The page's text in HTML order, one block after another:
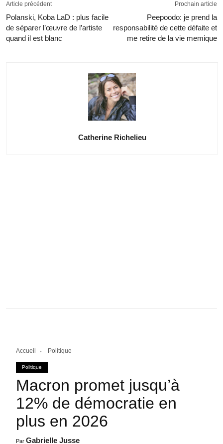
Article précédent
Polanski, Koba LaD : plus facile
de séparer l’œuvre de l’artiste
quand il est blanc
Prochain article
Peepoodo: je prend la
responsabilité de cette défaite et
me retire de la vie memique
Catherine Richelieu